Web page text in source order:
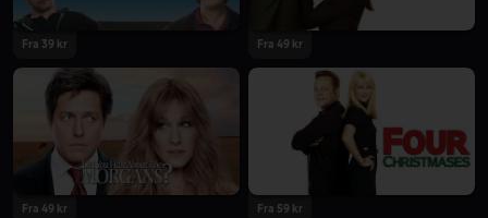
Fra 39 kr Fra 49 kr
Fra 49 kr Fra 59 kr